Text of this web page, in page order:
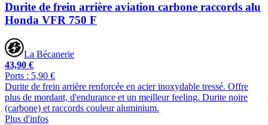
Durite de frein arrière aviation carbone raccords alu
Honda VFR 750 F
La Bécanerie
43,90 €
Ports : 5,90 €
Durite de frein arrière renforcée en acier inoxydable tressé. Offre
plus de mordant, d'endurance et un meilleur feeling. Durite noire
(carbone) et raccords couleur aluminium.
Plus d'infos